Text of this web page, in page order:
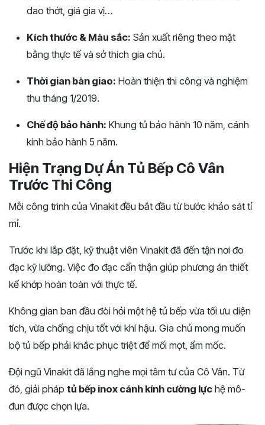
dao thớt, giá gia vị…
Kích thước & Màu sắc: Sản xuất riêng theo mặt
bằng thực tế và sở thích gia chủ.
Thời gian bàn giao: Hoàn thiện thi công và nghiệm
thu tháng 1/2019.
Chế độ bảo hành: Khung tủ bảo hành 10 năm, cánh
kính bảo hành 5 năm.
Hiện Trạng Dự Án Tủ Bếp Cô Vân
Trước Thi Công
Mỗi công trình của Vinakit đều bắt đầu từ bước khảo sát tỉ
mỉ.
Trước khi lắp đặt, kỹ thuật viên Vinakit đã đến tận nơi đo
đạc kỹ lưỡng. Việc đo đạc cẩn thận giúp phương án thiết
kế khớp hoàn toàn với thực tế.
Không gian ban đầu đòi hỏi một hệ tủ bếp vừa tối ưu diện
tích, vừa chống chịu tốt với khí hậu. Gia chủ mong muốn
bộ tủ bếp phải khắc phục triệt để mối mọt, ẩm mốc.
Đội ngũ Vinakit đã lắng nghe mọi tâm tư của Cô Vân. Từ
đó, giải pháp tủ bếp inox cánh kính cường lực hệ mô-
đun được chọn lựa.